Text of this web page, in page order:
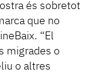
és sobretot
que no
“El
migrades o
o altres